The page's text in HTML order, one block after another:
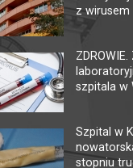
z wirusem
szpitala w
Szpital w
stopniu